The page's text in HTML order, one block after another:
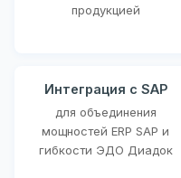
продукцией
Интеграция с SAP
для объединения
мощностей ERP SAP и
гибкости ЭДО Диадок